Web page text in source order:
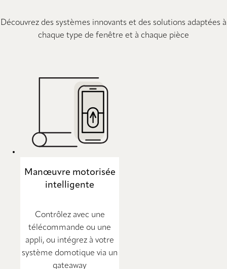
Découvrez des systèmes innovants et des solutions adaptées à
chaque type de fenêtre et à chaque pièce
Manœuvre motorisée
intelligente
Contrôlez avec une
télécommande ou une
appli, ou intégrez à votre
système domotique via un
gateaway